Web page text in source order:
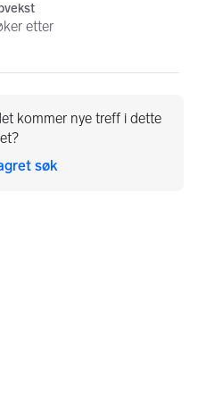
etter
kommer nye treff i dette
søk